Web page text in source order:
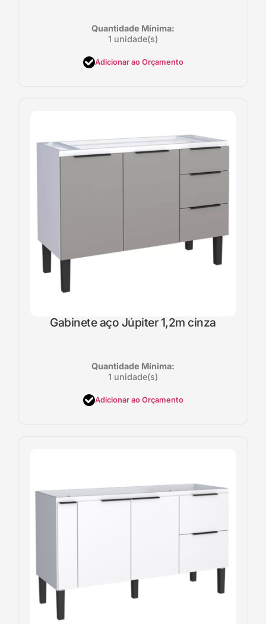
Quantidade Mínima:
1 unidade(s)
Adicionar ao Orçamento
Gabinete aço Júpiter 1,2m cinza
Quantidade Mínima:
1 unidade(s)
Adicionar ao Orçamento